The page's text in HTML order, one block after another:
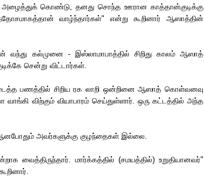
அழைத்துக் கொண்டு, தனது சொந்த ஊரான காத்தான்குடிக்கு
வாழ்ந்தார்கள்" என்று கூறினார் ஆஸாத்தின்
வந்து கல்முனை - இஸ்லாமாபாத்தில் சிறிது காலம் ஆஸாத்
சென்று விட்டார்கள்.
பணத்தில் சிறிய ரக லாறி ஒன்றினை ஆஸாத் கொள்வனவு
விற்கும் வியாபாரம் செய்துள்ளார். ஒரு கட்டத்தில் அந்த
அவர்களுக்கு குழந்தைகள் இல்லை.
வைத்திருந்தார். மார்க்கத்தில் (சமயத்தில்) உறுதியானவர்"